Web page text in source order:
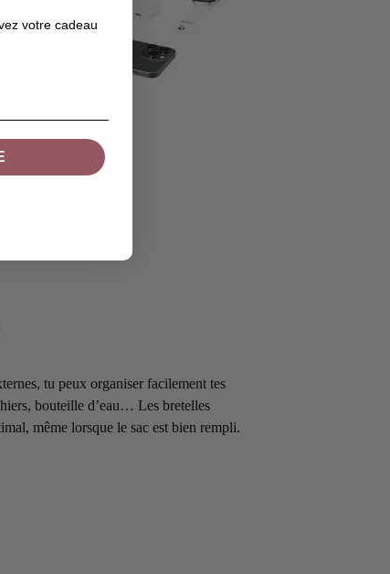
tu peux organiser facilement tes
bouteille d’eau… Les bretelles
même lorsque le sac est bien rempli.
votre cadeau